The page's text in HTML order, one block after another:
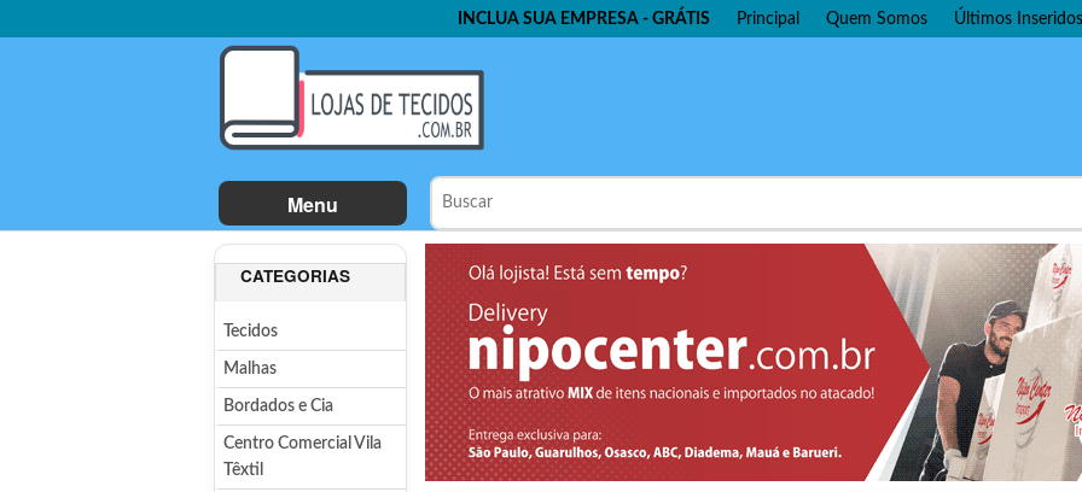
INCLUA SUA EMPRESA - GRÁTIS Principal Quem Somos Últimos
Menu
CATEGORIAS
Tecidos
Malhas
Bordados e Cia
Centro Comercial Vila
Têxtil